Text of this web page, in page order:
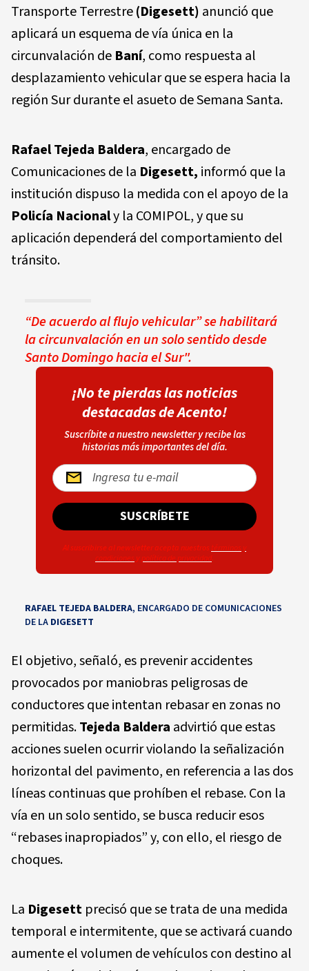
Transporte Terrestre(Digesett) anunció que
aplicará un esquema de vía única en la
circunvalación de Baní, como respuesta al
desplazamiento vehicular que se espera hacia la
región Sur durante el asueto de Semana Santa.
Rafael Tejeda Baldera, encargado de
Comunicaciones de la Digesett, informó que la
institución dispuso la medida con el apoyo de la
Policía Nacionaly la COMIPOL, y que su
aplicación dependerá del comportamiento del
tránsito.
“De acuerdo al flujo vehicular” se habilitará
la circunvalación en un solo sentido desde
Santo Domingo hacia el Sur".
¡No te pierdas las noticias
destacadas de Acento!
Suscríbite a nuestro newsletter y recibe las
historias más importantes del día.
SUSCRÍBETE
Al suscribirse al newsletter acepta nuestros términos y
condiciones ypolítica de privacidad.
RAFAEL TEJEDA BALDERA, ENCARGADO DE COMUNICACIONES
DE LA DIGESETT
El objetivo, señaló, es prevenir accidentes
provocados por maniobras peligrosas de
conductores que intentan rebasar en zonas no
permitidas.Tejeda Baldera advirtió que estas
acciones suelen ocurrir violando la señalización
horizontal del pavimento, en referencia a las dos
líneas continuas que prohíben el rebase. Con la
vía en un solo sentido, se busca reducir esos
“rebases inapropiados” y, con ello, el riesgo de
choques.
La Digesett precisó que se trata de una medida
temporal e intermitente, que se activará cuando
aumente el volumen de vehículos con destino al